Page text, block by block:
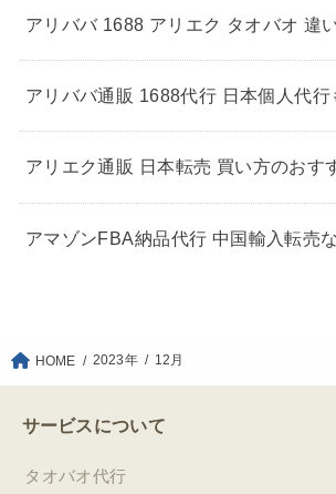
アリババ 1688 アリエク タオバオ 違
アリババ通販 1688代行 日本個人代行
アリエク通販 日本転売 買い方のおす
アマゾンFBA納品代行 中国輸入転売
HOME 2023年 12月
サービスについて
タオバオ代行